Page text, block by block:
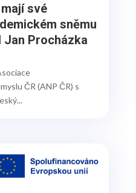
své
sněmu
Jan Procházka
ČR (ANP ČR) s